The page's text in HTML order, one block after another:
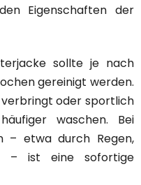
Eigenschaften der
sollte je nach
gereinigt werden.
oder sportlich
waschen. Bei
– etwa durch Regen,
– ist eine sofortige